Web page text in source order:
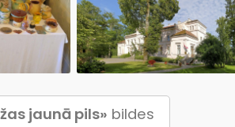
jaunā pils» bildes